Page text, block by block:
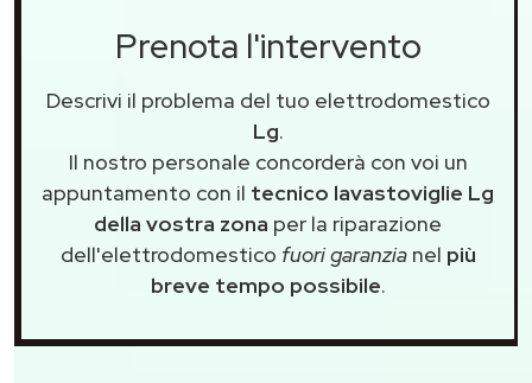
Prenota l'intervento
Descrivi il problema del tuo elettrodomestico
Lg.
Il nostro personale concorderà con voi un
appuntamento con il tecnico lavastoviglie Lg
della vostra zona per la riparazione
dell'elettrodomestico fuori garanzianel più
breve tempo possibile.